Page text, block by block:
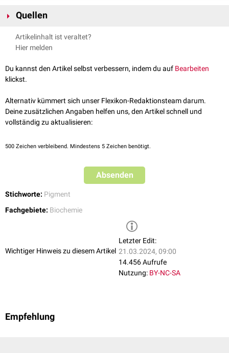
oder schwarzem
Melanocortin-1-Rezeptor
antagonistischzu MSH. Es blockiert die Eumelaninproduktion und
fördert die Phäomelaninproduktion.
Quellen
Nasti TH, Timares L:
MC1R, eumelanin and pheomelanin: their role in
determining the susceptibility to skin cancer.
Epub 2014 Nov 7.
Artikelinhalt ist veraltet?
Hier melden
Du kannst den Artikel selbst verbessern, indem du auf Bearbeiten
klickst.
Alternativ kümmert sich unser Flexikon-Redaktionsteam darum.
Deine zusätzlichen Angaben helfen uns, den Artikel schnell und
vollständig zu aktualisieren:
500 Zeichen verbleibend. Mindestens 5 Zeichen benötigt.
Absenden
Stichworte: Pigment
Fachgebiete: Biochemie
Wichtiger Hinweis zu diesem Artikel
Letzter Edit:
21.03.2024, 09:00
14.456 Aufrufe
Nutzung: BY-NC-SA
Empfehlung